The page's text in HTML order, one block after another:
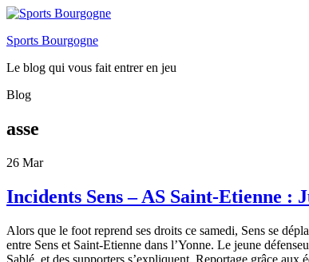
Sports Bourgogne
Le blog qui vous fait entrer en jeu
Blog
asse
26 Mar
Incidents Sens – AS Saint-Etienne :
Alors que le foot reprend ses droits ce samedi, Sens se
entre Sens et Saint-Etienne dans l’Yonne. Le jeune
Sablé, et des supporters s’expliquent. Reportage grâce